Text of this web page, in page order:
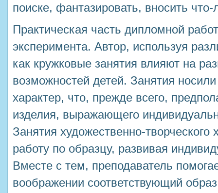
поиске, фантазировать, вносить
Практическая часть дипломной
эксперимента. Автор, используя
как кружковые занятия влияют на
возможностей детей. Занятия
характер, что, прежде всего,
изделия, выражающего
Занятия художественно-творческого
работу по образцу, развивая
Вместе с тем, преподаватель
воображении соответствующий